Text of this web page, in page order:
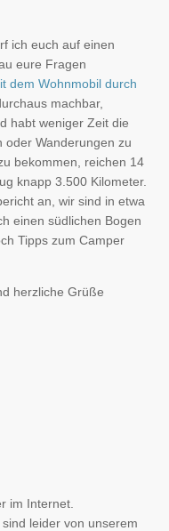
ich euch auf einen
eure Fragen
dem Wohnmobil durch
machbar,
habt weniger Zeit die
Wanderungen zu
bekommen, reichen 14
knapp 3.500 Kilometer.
an, wir sind in etwa
einen südlichen Bogen
Tipps zum Camper
herzliche Grüße
im Internet.
leider von unserem